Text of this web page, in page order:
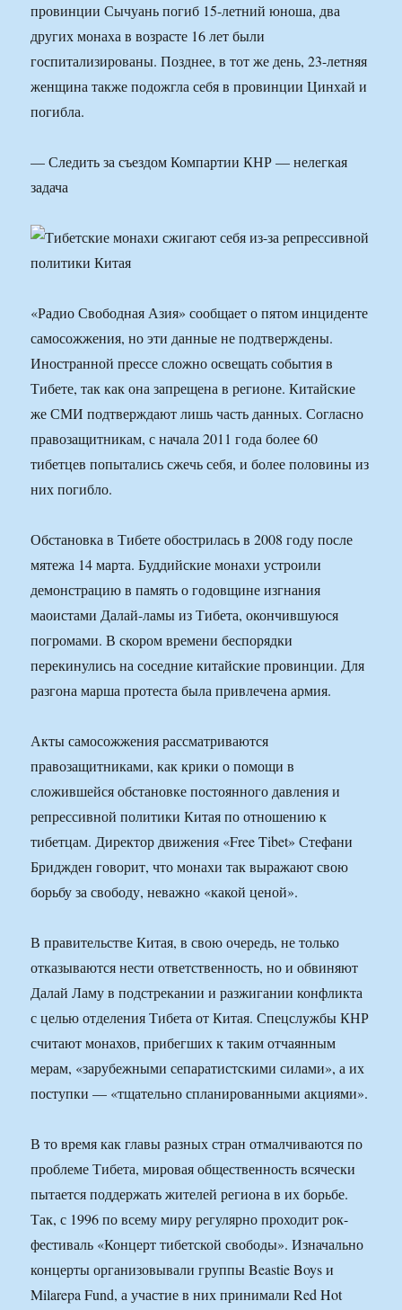
провинции Сычуань погиб 15-летний юноша, два
других монаха в возрасте 16 лет были
госпитализированы. Позднее, в тот же день, 23-летняя
женщина также подожгла себя в провинции Цинхай и
погибла.
— Следить за съездом Компартии КНР — нелегкая
задача
«Радио Свободная Азия» сообщает о пятом инциденте
самосожжения, но эти данные не подтверждены.
Иностранной прессе сложно освещать события в
Тибете, так как она запрещена в регионе. Китайские
же СМИ подтверждают лишь часть данных. Согласно
правозащитникам, с начала 2011 года более 60
тибетцев попытались сжечь себя, и более половины из
них погибло.
Обстановка в Тибете обострилась в 2008 году после
мятежа 14 марта. Буддийские монахи устроили
демонстрацию в память о годовщине изгнания
маоистами Далай-ламы из Тибета, окончившуюся
погромами. В скором времени беспорядки
перекинулись на соседние китайские провинции. Для
разгона марша протеста была привлечена армия.
Акты самосожжения рассматриваются
правозащитниками, как крики о помощи в
сложившейся обстановке постоянного давления и
репрессивной политики Китая по отношению к
тибетцам. Директор движения «Free Tibet» Стефани
Бриджден говорит, что монахи так выражают свою
борьбу за свободу, неважно «какой ценой».
В правительстве Китая, в свою очередь, не только
отказываются нести ответственность, но и обвиняют
Далай Ламу в подстрекании и разжигании конфликта
с целью отделения Тибета от Китая. Спецслужбы КНР
считают монахов, прибегших к таким отчаянным
мерам, «зарубежными сепаратистскими силами», а их
поступки — «тщательно спланированными акциями».
В то время как главы разных стран отмалчиваются по
проблеме Тибета, мировая общественность всячески
пытается поддержать жителей региона в их борьбе.
Так, с 1996 по всему миру регулярно проходит рок-
фестиваль «Концерт тибетской свободы». Изначально
концерты организовывали группы Beastie Boys и
Milarepa Fund, а участие в них принимали Red Hot